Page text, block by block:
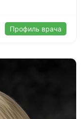
Профиль врача